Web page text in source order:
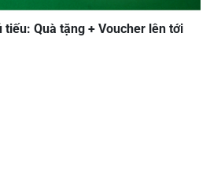
tiếu: Quà tặng + Voucher lên tới